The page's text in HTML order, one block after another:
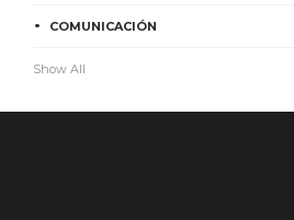
COMUNICACIÓN
Show All